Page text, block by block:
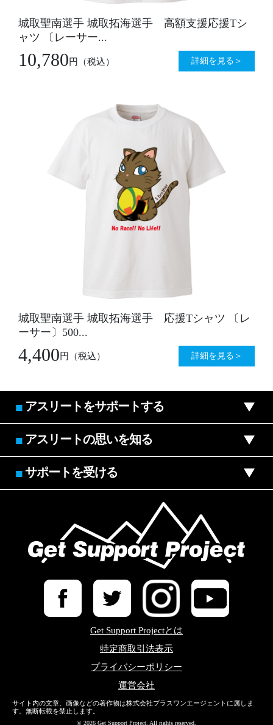
城取聖南選手 城取拓海選手 高額支援応援Tシ
ャツ 〔レーサー...
10,780円 （税込） 詳細を見る＞
城取聖南選手 城取拓海選手 応援Tシャツ 〔レ
ーサー〕500...
4,400円 （税込） 詳細を見る＞
■ アスリートをサポートする
■ アスリートの思いを知る
■サポートを受ける
Get Support Projectとは
特定商取引法表示
プライバシーポリシー
運営会社
サイト内の文章、画像などの著作物は株式会社プラスワンエージェントに属しま
す。無断転載を禁止します。
© 2026 Get Support Project. All rights reserved.